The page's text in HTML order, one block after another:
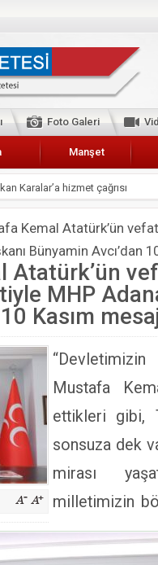
Foto Galeri
Manşet
Karalar’a hizmet çağrısı
Esnaf Odası Başkanı Şefik
ANNELER TARİH
erişemeyecekler
2019 YILI PAMUK
Enis Akyürek
Derneği Başkanı Cennet Çelik
Kemal Atatürk’ün
Bünyamin Avcı’dan
MHP
Kasım
Mustafa
ettikleri gibi,
sonsuza dek
mirası
milletimizin